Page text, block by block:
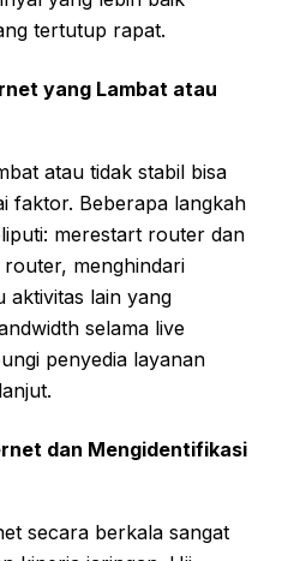
tertutup rapat.
yang Lambat atau
atau tidak stabil bisa
faktor. Beberapa langkah
merestart router dan
menghindari
aktivitas lain yang
selama live
penyedia layanan
dan Mengidentifikasi
secara berkala sangat